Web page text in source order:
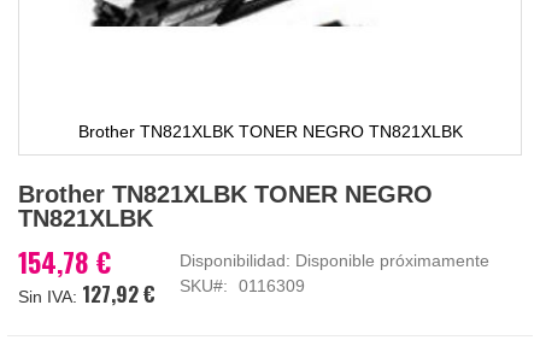
Brother TN821XLBK TONER NEGRO TN821XLBK
al
comienzo
la
galería
Brother TN821XLBK TONER NEGRO
TN821XLBK
154,78 €
127,92 €
Disponibilidad: Disponible próximamente
SKU
0116309